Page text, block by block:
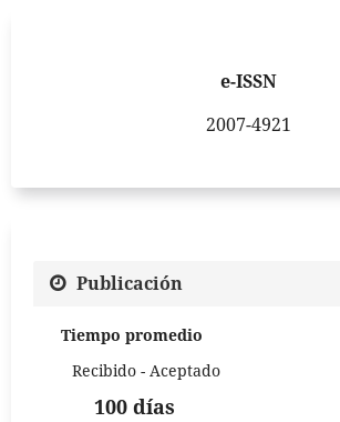
e-ISSN
2007-4921
Publicación
Tiempo promedio
Recibido - Aceptado
100 días